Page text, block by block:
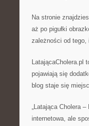
Na stronie
aż po pigułki
zależności od tego,
LatającaCholera.pl
pojawiają się
blog staje się
„Latająca Cholera
internetowa, ale